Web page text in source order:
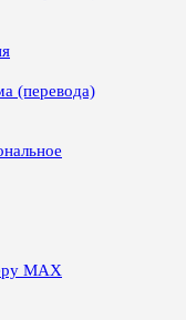
(перевода)
MAX